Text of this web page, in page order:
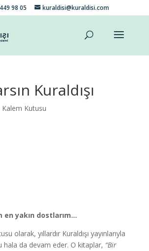
98 05 kuraldisi@kuraldisi.com
Kuraldışı
Kalem Kutusu
en yakın dostlarım…
olarak, yıllardır Kuraldışı yayınlarıyla
hala da devam eder. O kitaplar, “Bir